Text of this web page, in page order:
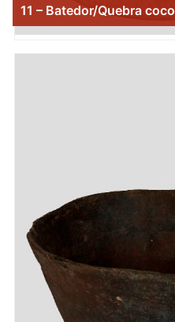
11 – Batedor/Quebra coco